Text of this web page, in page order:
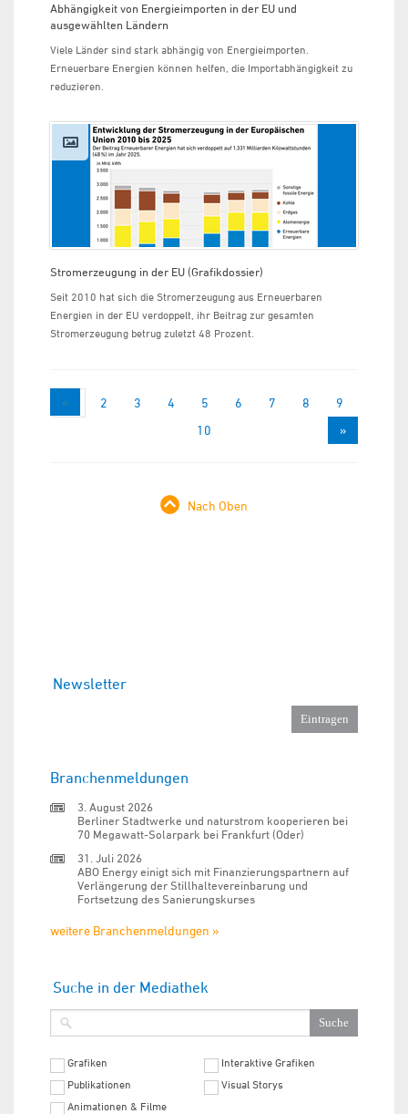
Abhängigkeit von Energieimporten in der EU und
ausgewählten Ländern
Viele Länder sind stark abhängig von Energieimporten.
Erneuerbare Energien können helfen, die Importabhängigkeit zu
reduzieren.
Stromerzeugung in der EU (Grafikdossier)
Seit 2010 hat sich die Stromerzeugung aus Erneuerbaren
Energien in der EU verdoppelt, ihr Beitrag zur gesamten
Stromerzeugung betrug zuletzt 48 Prozent.
«1 2 3 4 5 6 7 8
9
10
»
Nach Oben
Newsletter
Branchenmeldungen
3. August 2026
Berliner Stadtwerke und naturstrom kooperieren bei
70 Megawatt-Solarpark bei Frankfurt (Oder)
31. Juli 2026
ABO Energy einigt sich mit Finanzierungspartnern auf
Verlängerung der Stillhaltevereinbarung und
Fortsetzung des Sanierungskurses
weitere Branchenmeldungen »
Suche in der Mediathek
Grafiken
Interaktive Grafiken
Publikationen
Visual Storys
Animationen & Filme